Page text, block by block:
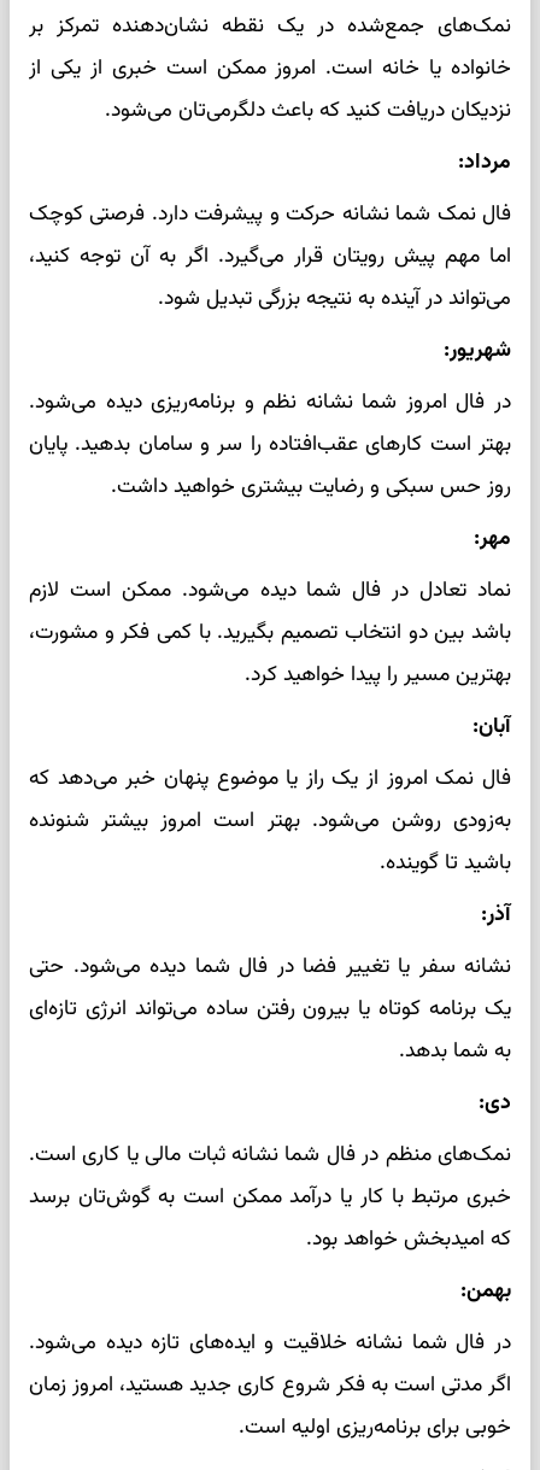
نمک‌های جمع‌شده در یک نقطه نشان‌دهنده تمرکز بر
خانواده یا خانه است. امروز ممکن است خبری از یکی از
نزدیکان دریافت کنید که باعث دلگرمی‌تان می‌شود.
مرداد:
فال نمک شما نشانه حرکت و پیشرفت دارد. فرصتی کوچک
اما مهم پیش رویتان قرار می‌گیرد. اگر به آن توجه کنید،
می‌تواند در آینده به نتیجه بزرگی تبدیل شود.
شهریور:
در فال امروز شما نشانه نظم و برنامه‌ریزی دیده می‌شود.
بهتر است کارهای عقب‌افتاده را سر و سامان بدهید. پایان
روز حس سبکی و رضایت بیشتری خواهید داشت.
مهر:
نماد تعادل در فال شما دیده می‌شود. ممکن است لازم
باشد بین دو انتخاب تصمیم بگیرید. با کمی فکر و مشورت،
بهترین مسیر را پیدا خواهید کرد.
آبان:
فال نمک امروز از یک راز یا موضوع پنهان خبر می‌دهد که
به‌زودی روشن می‌شود. بهتر است امروز بیشتر شنونده
باشید تا گوینده.
آذر:
نشانه سفر یا تغییر فضا در فال شما دیده می‌شود. حتی
یک برنامه کوتاه یا بیرون رفتن ساده می‌تواند انرژی تازه‌ای
به شما بدهد.
دی:
نمک‌های منظم در فال شما نشانه ثبات مالی یا کاری است.
خبری مرتبط با کار یا درآمد ممکن است به گوش‌تان برسد
که امیدبخش خواهد بود.
بهمن:
در فال شما نشانه خلاقیت و ایده‌های تازه دیده می‌شود.
اگر مدتی است به فکر شروع کاری جدید هستید، امروز زمان
خوبی برای برنامه‌ریزی اولیه است.